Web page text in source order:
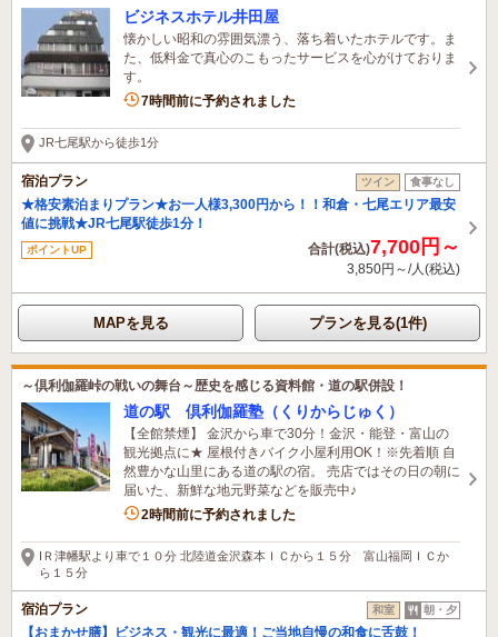
ビジネスホテル井田屋
懐かしい昭和の雰囲気漂う、落ち着いたホテルです。ま
た、低料金で真心のこもったサービスを心がけておりま
す。
7時間前に予約されました
JR七尾駅から徒歩1分
宿泊プラン ツイン 食事なし
★格安素泊まりプラン★お一人様3,300円から！！和倉・七尾エリア最安
値に挑戦★JR七尾駅徒歩1分！
ポイントUP 合計(税込)7,700円～
3,850円～/人(税込)
MAPを見る プランを見る(1件)
～倶利伽羅峠の戦いの舞台～歴史を感じる資料館・道の駅併設！
道の駅 倶利伽羅塾（くりからじゅく）
【全館禁煙】 金沢から車で30分！金沢・能登・富山の
観光拠点に★ 屋根付きバイク小屋利用OK！※先着順 自
然豊かな山里にある道の駅の宿。 売店ではその日の朝に
届いた、新鮮な地元野菜などを販売中♪
1名がこの宿を見ています
2時間前に予約されました
IＲ津幡駅より車で１０分 北陸道金沢森本ＩＣから１５分 富山福岡ＩＣか
ら１５分
宿泊プラン 和室 朝・夕
【おまかせ膳】ビジネス・観光に最適！ご当地自慢の和食に舌鼓！